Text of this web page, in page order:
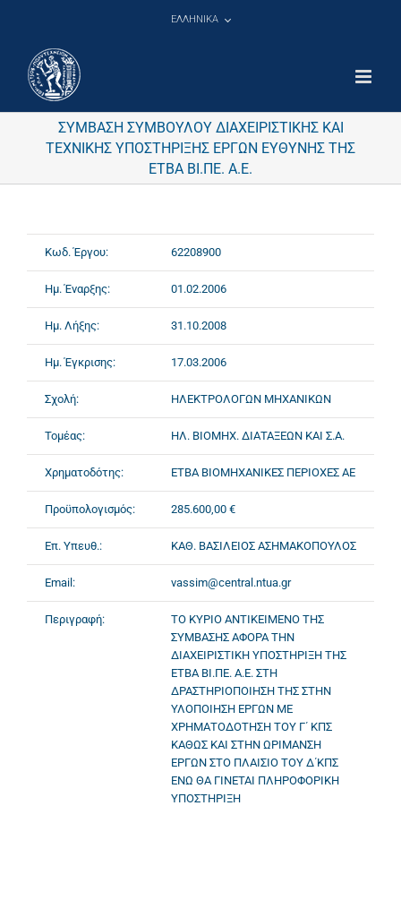
ΕΛΛΗΝΙΚΑ
ΣΥΜΒΑΣΗ ΣΥΜΒΟΥΛΟΥ ΔΙΑΧΕΙΡΙΣΤΙΚΗΣ ΚΑΙ
ΤΕΧΝΙΚΗΣ ΥΠΟΣΤΗΡΙΞΗΣ ΕΡΓΩΝ ΕΥΘΥΝΗΣ ΤΗΣ
ΕΤΒΑ ΒΙ.ΠΕ. Α.Ε.
Κωδ. Έργου: 62208900
Ημ. Έναρξης: 01.02.2006
Ημ. Λήξης: 31.10.2008
Ημ. Έγκρισης: 17.03.2006
Σχολή: ΗΛΕΚΤΡΟΛΟΓΩΝ ΜΗΧΑΝΙΚΩΝ
Τομέας: ΗΛ. ΒΙΟΜΗΧ. ΔΙΑΤΑΞΕΩΝ ΚΑΙ Σ.Α.
Χρηματοδότης: ΕΤΒΑ ΒΙΟΜΗΧΑΝΙΚΕΣ ΠΕΡΙΟΧΕΣ ΑΕ
Προϋπολογισμός: 285.600,00 €
Επ. Υπευθ.: ΚΑΘ. ΒΑΣΙΛΕΙΟΣ ΑΣΗΜΑΚΟΠΟΥΛΟΣ
Email: vassim@central.ntua.gr
Περιγραφή:
ΤΟ ΚΥΡΙΟ ΑΝΤΙΚΕΙΜΕΝΟ ΤΗΣ
ΣΥΜΒΑΣΗΣ ΑΦΟΡΑ ΤΗΝ
ΔΙΑΧΕΙΡΙΣΤΙΚΗ ΥΠΟΣΤΗΡΙΞΗ ΤΗΣ
ΕΤΒΑ ΒΙ.ΠΕ. Α.Ε. ΣΤΗ
ΔΡΑΣΤΗΡΙΟΠΟΙΗΣΗ ΤΗΣ ΣΤΗΝ
ΥΛΟΠΟΙΗΣΗ ΕΡΓΩΝ ΜΕ
ΧΡΗΜΑΤΟΔΟΤΗΣΗ ΤΟΥ Γ΄ ΚΠΣ
ΚΑΘΩΣ ΚΑΙ ΣΤΗΝ ΩΡΙΜΑΝΣΗ
ΕΡΓΩΝ ΣΤΟ ΠΛΑΙΣΙΟ ΤΟΥ Δ΄ΚΠΣ
ΕΝΩ ΘΑ ΓΙΝΕΤΑΙ ΠΛΗΡΟΦΟΡΙΚΗ
ΥΠΟΣΤΗΡΙΞΗ